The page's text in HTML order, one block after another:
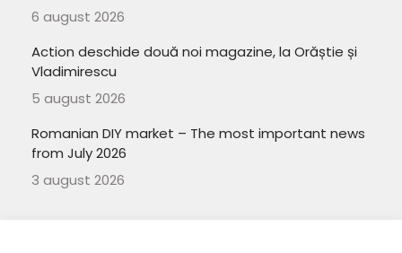
6 august 2026
Action deschide două noi magazine, la Orăștie și
Vladimirescu
5 august 2026
Romanian DIY market – The most important news
from July 2026
3 august 2026